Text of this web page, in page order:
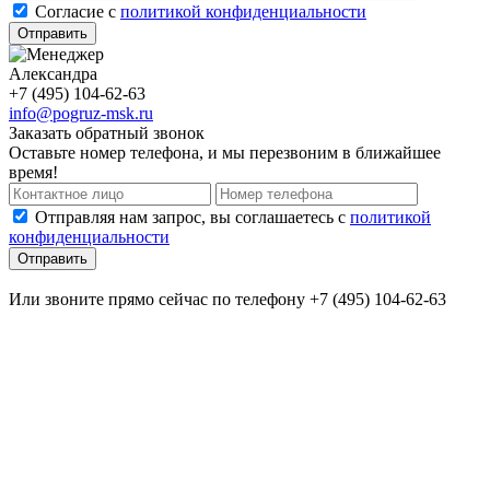
Cогласие с политикой конфиденциальности
Отправить
Александра
+7 (495) 104-62-63
info@pogruz-msk.ru
Заказать обратный звонок
Оставьте номер телефона, и мы перезвоним в ближайшее
время!
Отправляя нам запрос, вы соглашаетесь с политикой
конфиденциальности
Отправить
Или звоните прямо сейчас по телефону +7 (495) 104-62-63